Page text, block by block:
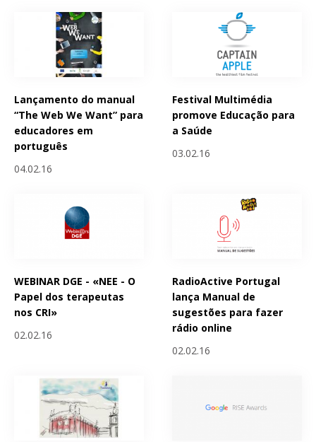
Lançamento do manual
“The Web We Want” para
educadores em
português
04.02.16
Festival Multimédia
promove Educação para
a Saúde
03.02.16
WEBINAR DGE - «NEE - O
Papel dos terapeutas
nos CRI»
02.02.16
RadioActive Portugal
lança Manual de
sugestões para fazer
rádio online
02.02.16